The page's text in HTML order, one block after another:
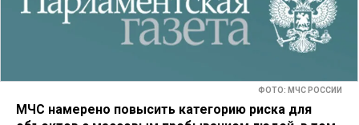
ФОТО: МЧС РОССИИ
МЧС намерено повысить категорию риска для